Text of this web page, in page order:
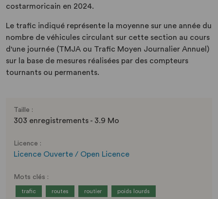
costarmoricain en 2024.
Le trafic indiqué représente la moyenne sur une année du
nombre de véhicules circulant sur cette section au cours
d'une journée (TMJA ou Trafic Moyen Journalier Annuel)
sur la base de mesures réalisées par des compteurs
tournants ou permanents.
Taille :
303 enregistrements - 3.9 Mo
Licence :
Licence Ouverte / Open Licence
Mots clés :
trafic routes routier poids lourds